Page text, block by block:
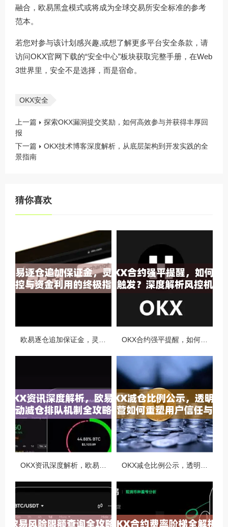
融合，欧易黑盒模式或将成为全球交易所安全标准的参考
范本。
若您对参与该计划感兴趣,或想了解更多平台安全条款，请
访问OKX官网下载的“安全中心”板块获取完整手册，在Web
3世界里，安全不是选择，而是宿命。
OKX安全
上一篇
探索OKX漏洞提交奖励，如何高效参与并获得丰厚回
报
下一篇
OKX技术博客深度解析，从底层架构到开发实践的全
景指南
猜你喜欢